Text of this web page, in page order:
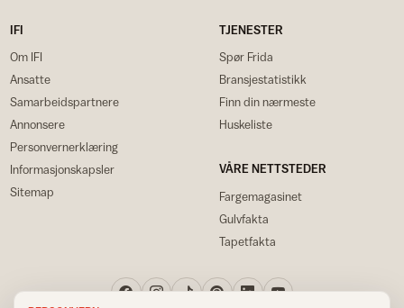
IFI
Om IFI
Ansatte
Samarbeidspartnere
Annonsere
Personvernerklæring
Informasjonskapsler
Sitemap
TJENESTER
Spør Frida
Bransjestatistikk
Finn din nærmeste
Huskeliste
VÅRE NETTSTEDER
Fargemagasinet
Gulvfakta
Tapetfakta